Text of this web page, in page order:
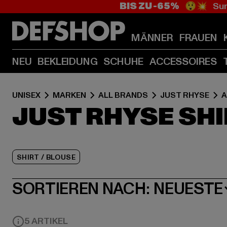
BIS ZU -65% 😲💥
MÄNNER FRAUEN
NEU BEKLEIDUNG SCHUHE ACCESSOIRES
UNISEX MARKEN ALL BRANDS JUST RHYSE
JUST RHYSE
SHIRT / BLOUSE
SORTIEREN NACH: NEUESTE
5 ARTIKEL